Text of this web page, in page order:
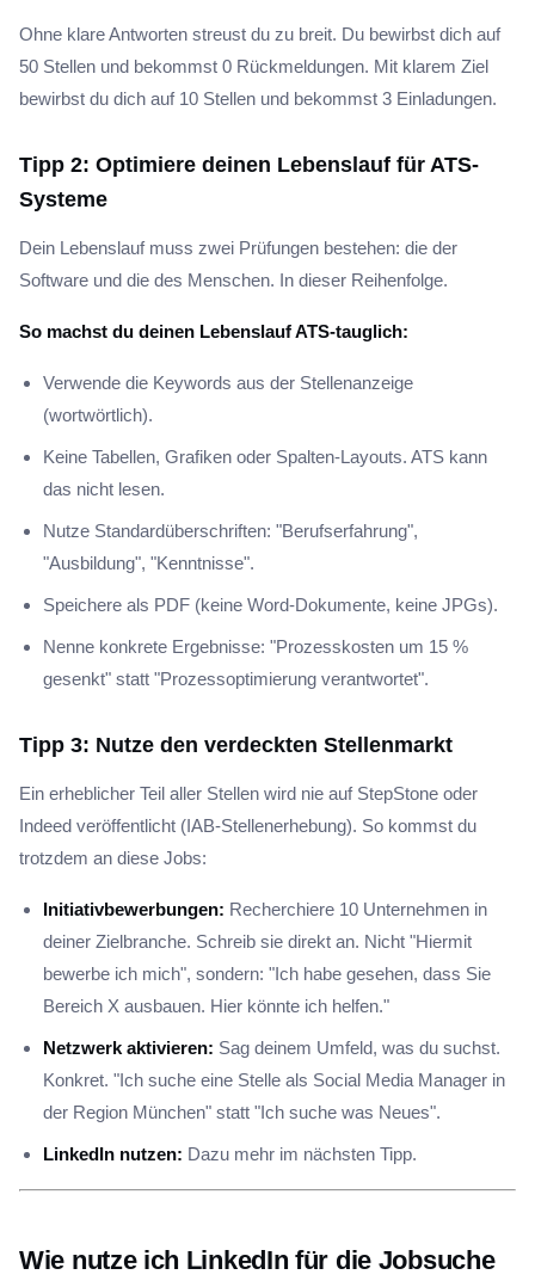
Ohne klare Antworten streust du zu breit. Du bewirbst dich auf
50 Stellen und bekommst 0 Rückmeldungen. Mit klarem Ziel
bewirbst du dich auf 10 Stellen und bekommst 3 Einladungen.
Tipp 2: Optimiere deinen Lebenslauf für ATS-
Systeme
Dein Lebenslauf muss zwei Prüfungen bestehen: die der
Software und die des Menschen. In dieser Reihenfolge.
So machst du deinen Lebenslauf ATS-tauglich:
Verwende die Keywords aus der Stellenanzeige
(wortwörtlich).
Keine Tabellen, Grafiken oder Spalten-Layouts. ATS kann
das nicht lesen.
Nutze Standardüberschriften: "Berufserfahrung",
"Ausbildung", "Kenntnisse".
Speichere als PDF (keine Word-Dokumente, keine JPGs).
Nenne konkrete Ergebnisse: "Prozesskosten um 15 %
gesenkt" statt "Prozessoptimierung verantwortet".
Tipp 3: Nutze den verdeckten Stellenmarkt
Ein erheblicher Teil aller Stellen wird nie auf StepStone oder
Indeed veröffentlicht (IAB-Stellenerhebung). So kommst du
trotzdem an diese Jobs:
Initiativbewerbungen: Recherchiere 10 Unternehmen in
deiner Zielbranche. Schreib sie direkt an. Nicht "Hiermit
bewerbe ich mich", sondern: "Ich habe gesehen, dass Sie
Bereich X ausbauen. Hier könnte ich helfen."
Netzwerk aktivieren: Sag deinem Umfeld, was du suchst.
Konkret. "Ich suche eine Stelle als Social Media Manager in
der Region München" statt "Ich suche was Neues".
LinkedIn nutzen: Dazu mehr im nächsten Tipp.
Wie nutze ich LinkedIn für die Jobsuche